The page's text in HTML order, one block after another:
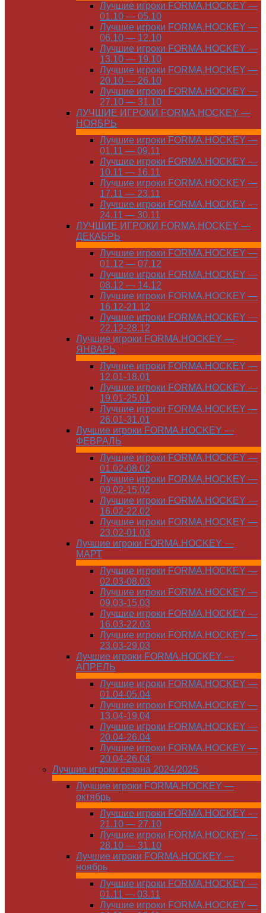
Лучшие игроки FORMA.HOCKEY —
01.10 — 05.10
Лучшие игроки FORMA.HOCKEY —
06.10 — 12.10
Лучшие игроки FORMA.HOCKEY —
13.10 — 19.10
Лучшие игроки FORMA.HOCKEY —
20.10 — 26.10
Лучшие игроки FORMA.HOCKEY —
27.10 — 31.10
ЛУЧШИЕ ИГРОКИ FORMA.HOCKEY —
НОЯБРЬ
Лучшие игроки FORMA.HOCKEY —
01.11 — 09.11
Лучшие игроки FORMA.HOCKEY —
10.11 — 16.11
Лучшие игроки FORMA.HOCKEY —
17.11 — 23.11
Лучшие игроки FORMA.HOCKEY —
24.11 — 30.11
ЛУЧШИЕ ИГРОКИ FORMA.HOCKEY —
ДЕКАБРЬ
Лучшие игроки FORMA.HOCKEY —
01.12 — 07.12
Лучшие игроки FORMA.HOCKEY —
08.12 — 14.12
Лучшие игроки FORMA.HOCKEY —
16.12-21.12
Лучшие игроки FORMA.HOCKEY —
22.12-28.12
Лучшие игроки FORMA.HOCKEY —
ЯНВАРЬ
Лучшие игроки FORMA.HOCKEY —
12.01-18.01
Лучшие игроки FORMA.HOCKEY —
19.01-25.01
Лучшие игроки FORMA.HOCKEY —
26.01-31.01
Лучшие игроки FORMA.HOCKEY —
ФЕВРАЛЬ
Лучшие игроки FORMA.HOCKEY —
01.02-08.02
Лучшие игроки FORMA.HOCKEY —
09.02-15.02
Лучшие игроки FORMA.HOCKEY —
16.02-22.02
Лучшие игроки FORMA.HOCKEY —
23.02-01.03
Лучшие игроки FORMA.HOCKEY —
МАРТ
Лучшие игроки FORMA.HOCKEY —
02.03-08.03
Лучшие игроки FORMA.HOCKEY —
09.03-15.03
Лучшие игроки FORMA.HOCKEY —
16.03-22.03
Лучшие игроки FORMA.HOCKEY —
23.03-29.03
Лучшие игроки FORMA.HOCKEY —
АПРЕЛЬ
Лучшие игроки FORMA.HOCKEY —
01.04-05.04
Лучшие игроки FORMA.HOCKEY —
13.04-19.04
Лучшие игроки FORMA.HOCKEY —
20.04-26.04
Лучшие игроки FORMA.HOCKEY —
20.04-26.04
Лучшие игроки сезона 2024/2025
Лучшие игроки FORMA.HOCKEY —
октябрь
Лучшие игроки FORMA.HOCKEY —
21.10 — 27.10
Лучшие игроки FORMA.HOCKEY —
28.10 — 31.10
Лучшие игроки FORMA.HOCKEY —
ноябрь
Лучшие игроки FORMA.HOCKEY —
01.11 — 03.11
Лучшие игроки FORMA.HOCKEY —